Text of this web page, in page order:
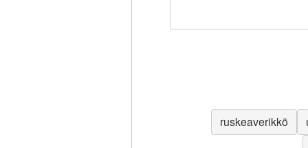
ruskeaverikkö